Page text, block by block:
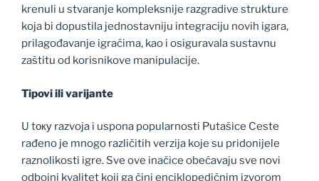
krenuli u stvaranje kompleksnije razgradive strukture
koja bi dopustila jednostavniju integraciju novih igara,
prilagođavanje igračima, kao i osiguravala sustavnu
zaštitu od korisnikove manipulacije.
Tipovi ili varijante
U tоку razvoja i uspona popularnosti Putašice Ceste
rađeno je mnogo različitih verzija koje su pridonijele
raznolikosti igre. Sve ove inačice obećavaju sve novi
odbojni kvalitet koji ga čini enciklopedičnim izvorom